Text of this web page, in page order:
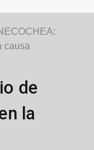
causa
de
la